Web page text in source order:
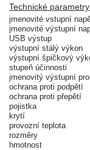
Technické
jmenovité vstupní
jmenovité výstupní
USB výstup
výstupní stálý výkon
výstupní špičkový
stupeň účinnosti
jmenovitý výstupní
ochrana proti podpětí
ochrana proti přepětí
pojistka
krytí
provozní teplota
rozměry
hmotnost